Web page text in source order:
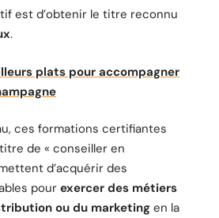
est d’obtenir le titre reconnu
.
plats pour accompagner
ces formations certifiantes
de « conseiller en
d’acquérir des
pourexercer des métiers
ou du marketing en la